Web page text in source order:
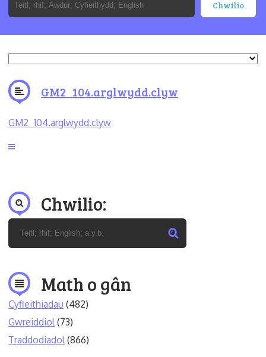
GM2_104.arglwydd.clyw
GM2_104.arglwydd.clyw
Chwilio:
Math o gân
Cyfieithiadau (482)
Gwreiddiol (73)
Traddodiadol (866)